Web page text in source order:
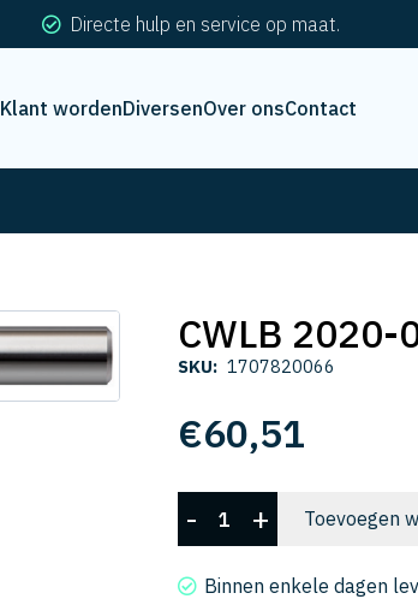
Directe hulp en service op maat.
Klant wordenDiversenOver onsContact
CWLB 2020-
SKU: 1707820066
€60,51
CWLB
2020-
060-
- + Toevoegen
Binnen enkele dagen